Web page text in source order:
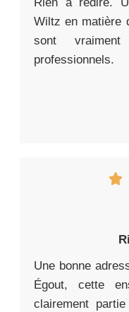
Wiltz en matière
sont
professionnels.
Une bonne
Égout, cette
clairement